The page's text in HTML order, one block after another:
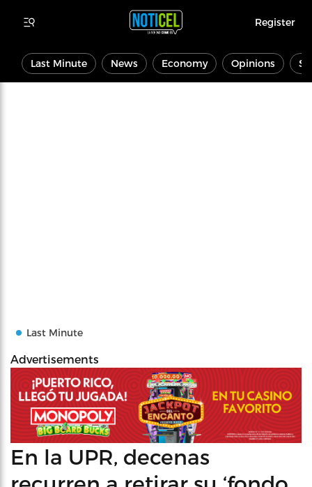
Register
Last Minute News Economy Opinions
Last Minute
Advertisements
En la UPR, decenas